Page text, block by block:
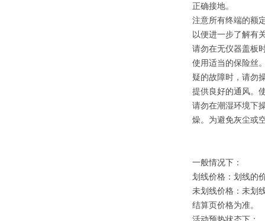
正确接地。
注意所有终端的额
以便进一步了解有
请勿在无仪器盖板
使用适当的保险丝
疑的故障时，请勿
提供良好的通风。
请勿在潮湿环境下
燥。为避免灰尘或
一般情况下：
划线价格：划线的
未划线价格：未划
结算页价格为准。